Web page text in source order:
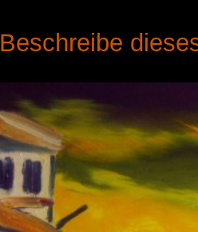
Beschreibe